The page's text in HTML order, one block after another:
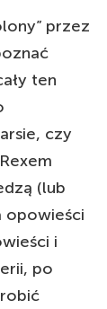
przez
ten
czy
(lub
opowieści
i
po